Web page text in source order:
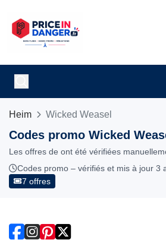
Heim Wicked Weasel
Codes promo Wicked
Les offres de ont été vérifiées
Codes promo – vérifiés et mis à jour 3
7 offres